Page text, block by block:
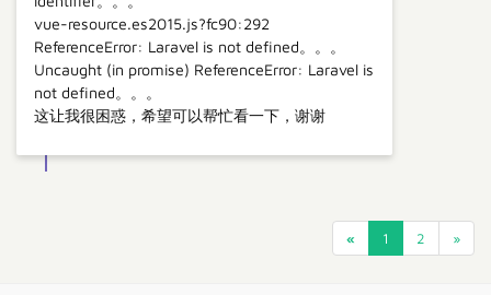
vue-resource.es2015.js?fc90:292
ReferenceError: Laravel is not defined。。。
Uncaught (in promise) ReferenceError: Laravel is
not defined。。。
这让我很困惑，希望可以帮忙看一下，谢谢
« 1 2 »